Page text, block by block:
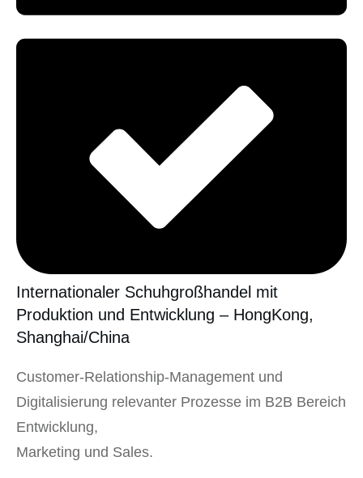
Internationaler Schuhgroßhandel mit
Produktion und Entwicklung – HongKong,
Shanghai/China
Customer-Relationship-Management und
Digitalisierung relevanter Prozesse im B2B Bereich
Entwicklung,
Marketing und Sales.